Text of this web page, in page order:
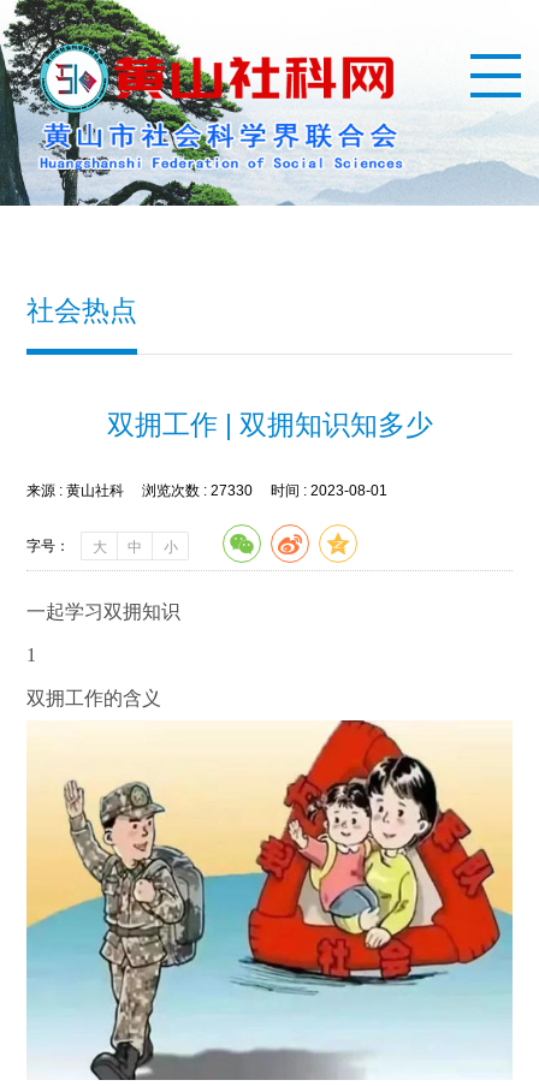
社会热点
双拥工作 | 双拥知识知多少
来源 :黄山社科 浏览次数 :27330 时间 :2023-08-01
字号： 大 中 小
一起学习双拥知识
1
双拥工作的含义